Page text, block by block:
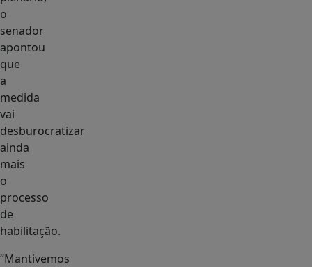
o
senador
apontou
que
a
medida
vai
desburocratizar
ainda
mais
o
processo
de
habilitação.
“Mantivemos